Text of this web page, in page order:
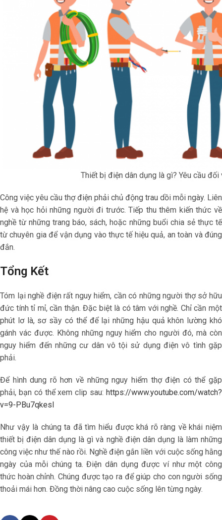
Thiết bị điện dân dụng là gì? Yêu cầu
Công việc yêu cầu thợ điện phải chủ động trau dồi mỗi ngày. Liên
hệ và học hỏi những người đi trước. Tiếp thu thêm kiến thức về
nghề từ những trang báo, sách, hoặc những buổi chia sẻ thực tế
từ chuyên gia để vận dụng vào thực tế hiệu quả, an toàn và đúng
đắn.
Tổng Kết
Tóm lại nghề điện rất nguy hiểm, cần có những người thợ sở hữu
đức tính tỉ mỉ, cần thận. Đặc biệt là có tâm với nghề. Chỉ cần một
phút lơ là, sơ sầy có thể để lại những hậu quả khôn lường khó
gánh vác được. Không những nguy hiểm cho người đó, mà còn
nguy hiểm đến những cư dân vô tội sử dụng điện vô tình gặp
phải.
Để hình dung rõ hơn về những nguy hiểm thợ điện có thể gặp
phải, bạn có thể xem clip sau: https://www.youtube.com/watch?
v=9-PBu7qkesI
Như vậy là chúng ta đã tìm hiểu được khá rõ ràng về khái niệm
thiết bị điện dân dụng là gì và nghề điện dân dụng là làm những
công việc như thế nào rồi. Nghề điện gắn liền với cuộc sống hằng
ngày của mỗi chúng ta. Điện dân dụng được ví như một công
thức hoàn chỉnh. Chúng được tạo ra để giúp cho con người sống
thoải mái hơn. Đồng thời nâng cao cuộc sống lên từng ngày.